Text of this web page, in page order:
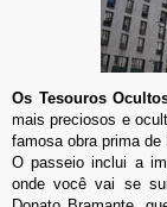
Os Tesouros
mais preciosos e
famosa obra prima de
O passeio inclui a
onde você vai se